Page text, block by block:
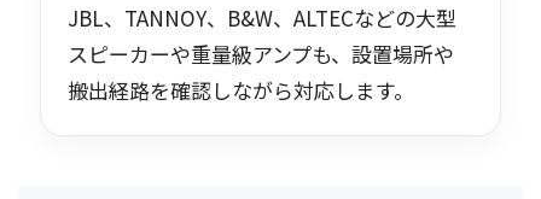
JBL、TANNOY、B&W、ALTECなどの大型
スピーカーや重量級アンプも、設置場所や
搬出経路を確認しながら対応します。